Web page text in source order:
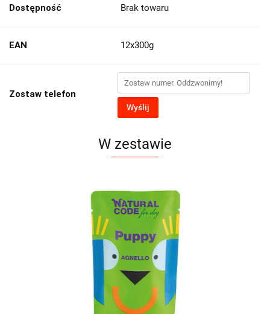
Dostępność Brak towaru
EAN 12x300g
Zostaw telefon
Wyślij
W zestawie